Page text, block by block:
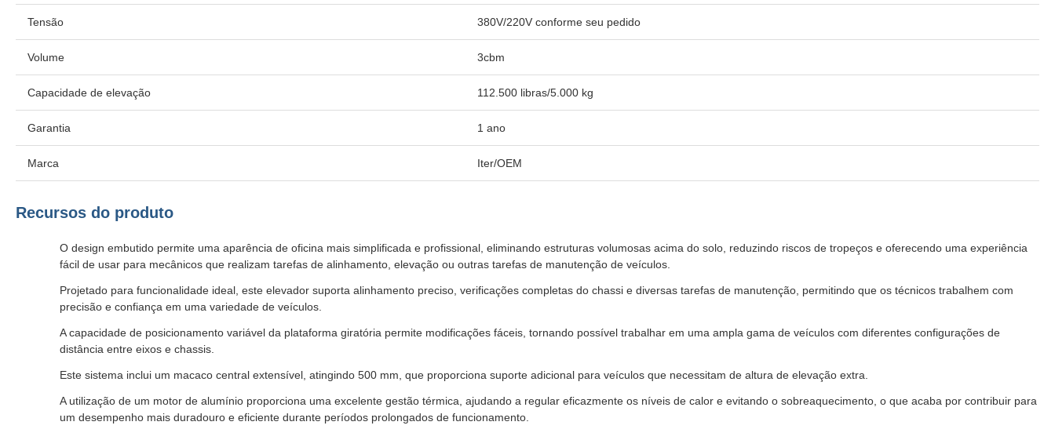
Tensão 380V/220V conforme seu pedido
Volume 3cbm
Capacidade de elevação 112.500 libras/5.000 kg
Garantia 1 ano
Marca Iter/OEM
Recursos do produto
O design embutido permite uma aparência de oficina mais simplificada e profissional, eliminando estruturas volumosas acima do solo, reduzindo riscos de tropeços e oferecendo uma experiência
fácil de usar para mecânicos que realizam tarefas de alinhamento, elevação ou outras tarefas de manutenção de veículos.
Projetado para funcionalidade ideal, este elevador suporta alinhamento preciso, verificações completas do chassi e diversas tarefas de manutenção, permitindo que os técnicos trabalhem com
precisão e confiança em uma variedade de veículos.
A capacidade de posicionamento variável da plataforma giratória permite modificações fáceis, tornando possível trabalhar em uma ampla gama de veículos com diferentes configurações de
distância entre eixos e chassis.
Este sistema inclui um macaco central extensível, atingindo 500 mm, que proporciona suporte adicional para veículos que necessitam de altura de elevação extra.
A utilização de um motor de alumínio proporciona uma excelente gestão térmica, ajudando a regular eficazmente os níveis de calor e evitando o sobreaquecimento, o que acaba por contribuir para
um desempenho mais duradouro e eficiente durante períodos prolongados de funcionamento.